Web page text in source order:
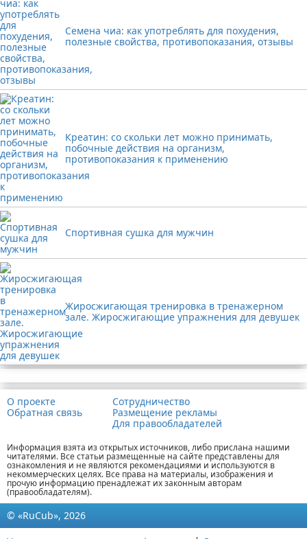
Семена чиа: как употреблять для похудения,
полезные свойства, противопоказания, отзывы
Креатин: со скольки лет можно принимать,
побочные действия на организм,
противопоказания к применению
Спортивная сушка для мужчин
Жиросжигающая тренировка в тренажерном
зале. Жиросжигающие упражнения для девушек
О проекте
Обратная связь
Сотрудничество
Размещение рекламы
Для правообладателей
Информация взята из открытых источников, либо прислана нашими
читателями. Все статьи размещенные на сайте представлены для
ознакомления и не являются рекомендациями и используются в
некоммерческих целях. Все права на материалы, изображения и
прочую информацию пренадлежат их законным авторам
(правообладателям).
© «RuCub», 2026